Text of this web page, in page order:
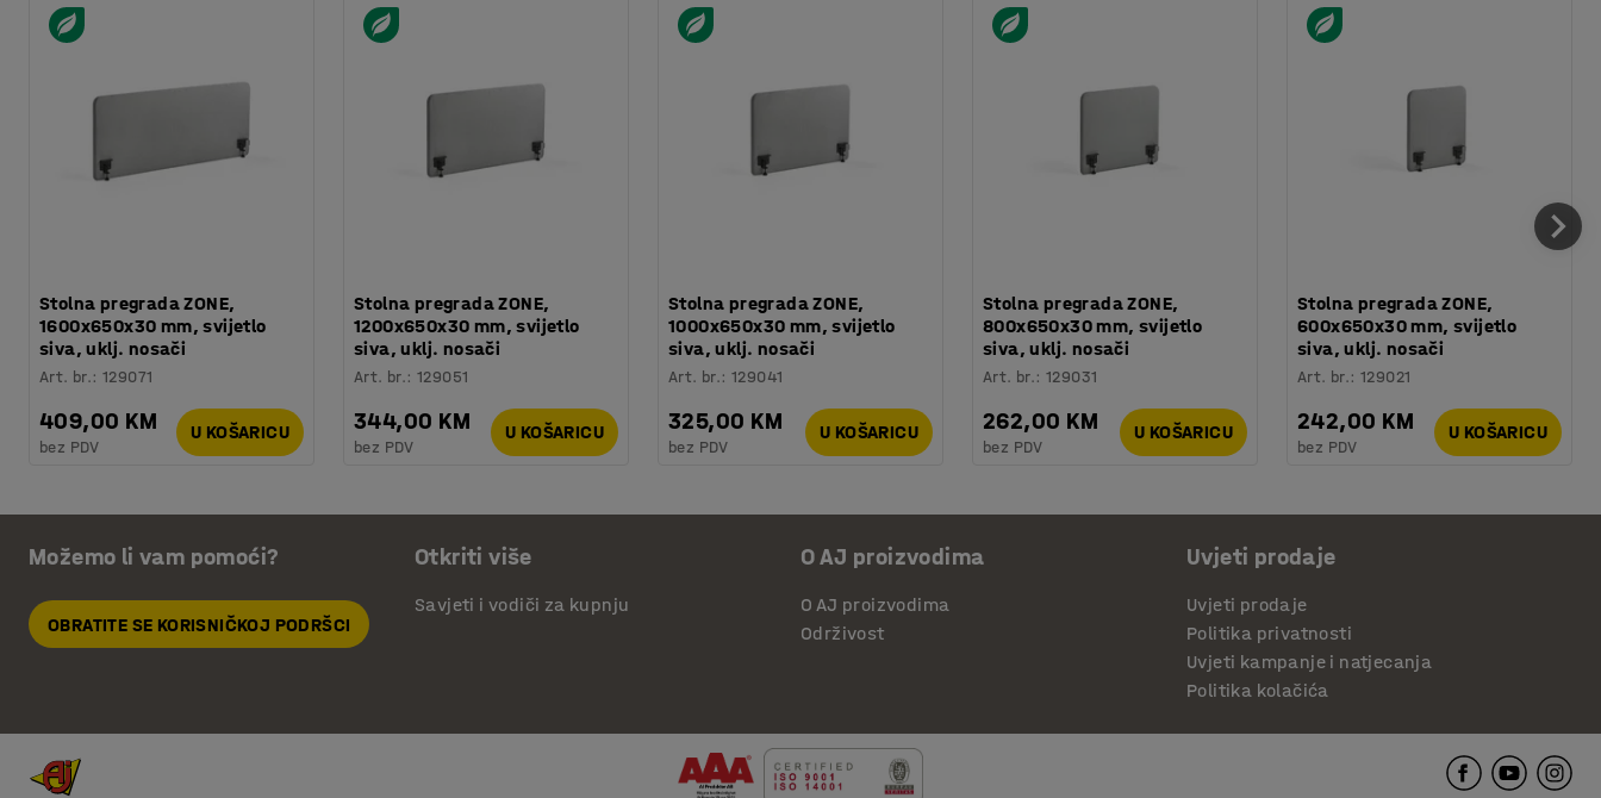
Stolna pregrada ZONE,
1600x650x30 mm, svijetlo
siva, uklj. nosači
Art. br.:129071
409,00 KM
bez PDV
U KOŠARICU
Stolna pregrada ZONE,
1200x650x30 mm, svijetlo
siva, uklj. nosači
Art. br.:129051
344,00 KM
bez PDV
U KOŠARICU
Stolna pregrada ZONE,
1000x650x30 mm, svijetlo
siva, uklj. nosači
Art. br.:129041
325,00 KM
bez PDV
U KOŠARICU
Stolna pregrada ZONE,
800x650x30 mm, svijetlo
siva, uklj. nosači
Art. br.:129031
262,00 KM
bez PDV
U KOŠARICU
Stolna pregrada ZONE,
600x650x30 mm, svijetlo
siva, uklj. nosači
Art. br.:129021
242,00 KM
bez PDV
U KOŠARICU
Možemo li vam pomoći?
OBRATITE SE KORISNIČKOJ PODRŠCI
Otkriti više
Savjeti i vodiči za kupnju
O AJ proizvodima
O AJ proizvodima
Održivost
Uvjeti prodaje
Uvjeti prodaje
Politika privatnosti
Uvjeti kampanje i natjecanja
Politika kolačića